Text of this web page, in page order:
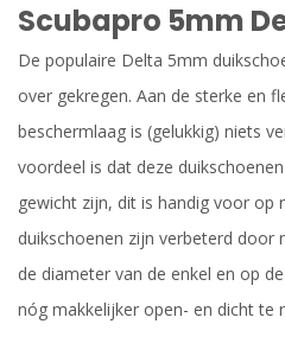
Scubapro 5mm
De populaire Delta 5mm
over gekregen. Aan de sterke en
beschermlaag is (gelukkig) niets
voordeel is dat deze
gewicht zijn, dit is handig voor op
duikschoenen zijn verbeterd door
de diameter van de enkel en op
nóg makkelijker open- en dicht te